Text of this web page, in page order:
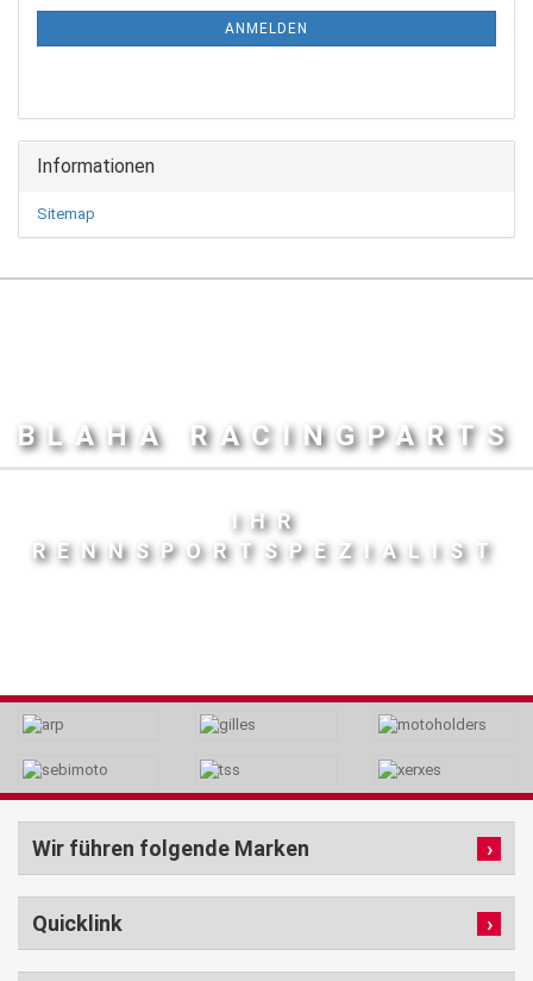
ANMELDEN
Informationen
Sitemap
BLAHA RACINGPARTS
IHR
RENNSPORTSPEZIALIST
Wir führen folgende Marken
Quicklink